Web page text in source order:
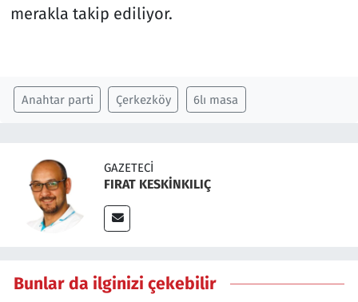
merakla takip ediliyor.
Anahtar parti Çerkezköy 6lı masa
GAZETECI
FIRAT KESKİNKILIÇ
Bunlar da ilginizi çekebilir